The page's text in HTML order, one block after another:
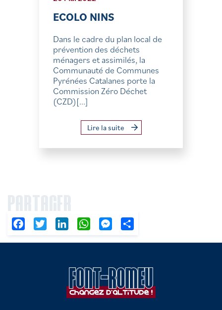
ECOLO NINS
Dans le cadre du plan local de
prévention des déchets
ménagers et assimilés, la
Communauté de Communes
Pyrénées Catalanes porte la
Commission Zéro Déchet
(CZD)[...]
Lire la suite
PARTAGER
FacebookTwitter LinkedIn WhatsAppMessenger